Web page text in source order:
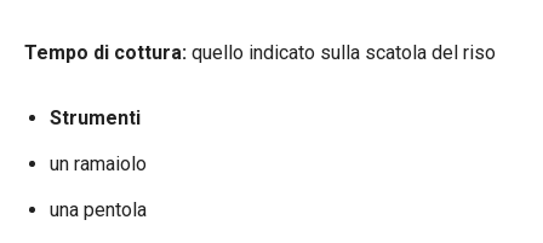
Tempo di cottura: quello indicato sulla scatola del riso
Strumenti
un ramaiolo
una pentola